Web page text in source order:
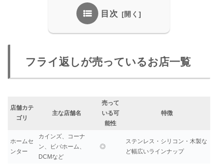
目次
フライ返しが売っているお店一覧
店舗カテ
ゴリ
主な店舗名
売って
いる可
能性
特徴
ホームセ
ンター
カインズ、コーナ
ン、ビバホーム、
DCMなど
◎
ステンレス・シリコン・木製な
ど幅広いラインナップ